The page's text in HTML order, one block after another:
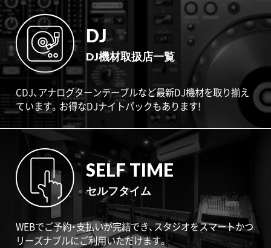
DJ
DJ機材取扱店一覧
CDJ、アナログターンテーブルなど最新DJ機材を取り揃え
ています。お得なDJナイトパックもあります!
SELF TIME
セルフタイム
WEBでご予約・支払いが完結でき、スタジオをスマートかつ
リーズナブルにご利用いただけます。